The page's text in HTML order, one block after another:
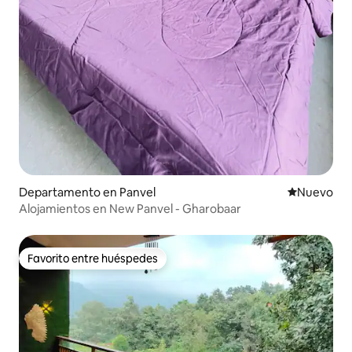
Departamento en Panvel Nuevo
Nuevo
Alojamientos en New Panvel - Gharobaar
Favorito entre huéspedes
Favorito entre huéspedes